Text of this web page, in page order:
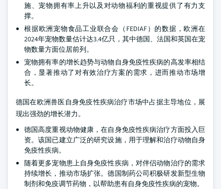
施、宠物拥有率上升以及对动物福利的重视提供了有力支
撑。
根据欧洲宠物食品工业联合会（FEDIAF）的数据，欧洲在
2024年宠物数量估计达3.4亿只，其中德国、法国和英国在宠
物数量方面位居前列。
宠物拥有率的增长趋势与动物自身免疫性疾病的高发率相结
合，显著推动了对有效治疗方案的需求，进而推动市场增
长。
德国在欧洲兽医自身免疫性疾病治疗市场中占据主导地位，展
现出强劲的增长潜力。
德国高度重视动物健康，在自身免疫性疾病治疗方面投入巨
资。该国已建立广泛的研究设施，用于理解和治疗动物自身
免疫性疾病。
随着更多宠物患上自身免疫性疾病，对伴侣动物治疗的需求
持续增长，推动市场扩张。德国制药公司积极研发新型生物
制剂和免疫调节药物，以帮助患有自身免疫性疾病的宠物。